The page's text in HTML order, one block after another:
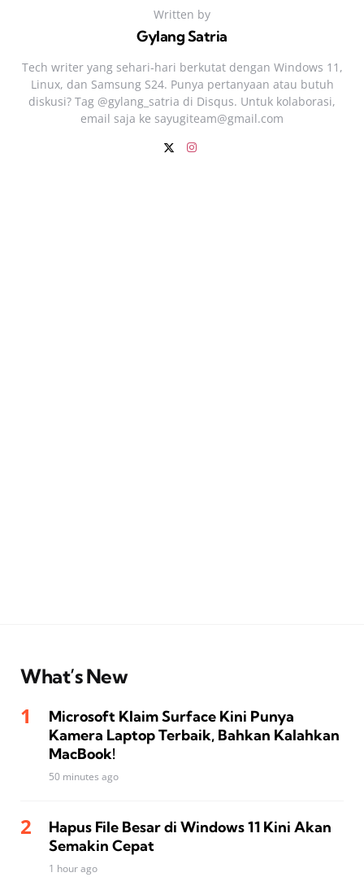
Written by
Gylang Satria
Tech writer yang sehari‑hari berkutat dengan Windows 11,
Linux, dan Samsung S24. Punya pertanyaan atau butuh
diskusi? Tag @gylang_satria di Disqus. Untuk kolaborasi,
email saja ke sayugiteam@gmail.com
What’s New
Microsoft Klaim Surface Kini Punya
Kamera Laptop Terbaik, Bahkan Kalahkan
MacBook!
50 minutes ago
Hapus File Besar di Windows 11 Kini Akan
Semakin Cepat
1 hour ago